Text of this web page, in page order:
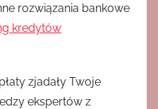
rozwiązania bankowe
kredytów
zjadały Twoje
ekspertów z